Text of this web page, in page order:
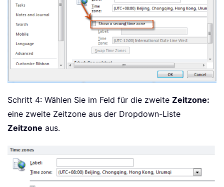
Schritt 4: Wählen Sie im Feld für die zweite Zeitzone:
eine zweite Zeitzone aus der Dropdown-Liste
Zeitzone aus.